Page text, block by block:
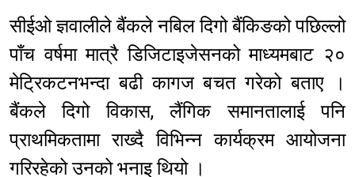
सीईओ ज्ञवालीले बैंकले नबिल दिगो बैंकिङको पछिल्लो
पाँच वर्षमा मात्रै डिजिटाइजेसनको माध्यमबाट २०
मेट्रिकटनभन्दा बढी कागज बचत गरेको बताए ।
बैंकले दिगो विकास, लैंगिक समानतालाई पनि
प्राथमिकतामा राख्दै विभिन्न कार्यक्रम आयोजना
गरिरहेको उनको भनाइ थियो ।